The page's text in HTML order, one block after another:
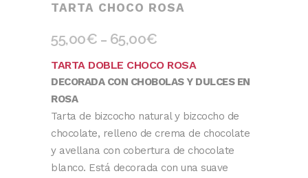
TARTA CHOCO ROSA
55,00€ – 65,00€
TARTA DOBLE CHOCO ROSA
DECORADA CON CHOBOLAS Y DULCES EN
ROSA
Tarta de bizcocho natural y bizcocho de
chocolate, relleno de crema de chocolate
y avellana con cobertura de chocolate
blanco. Está decorada con una suave